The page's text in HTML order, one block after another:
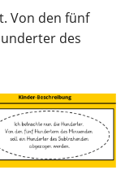
Von den fünf
des